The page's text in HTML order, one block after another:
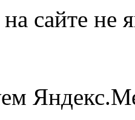
сайте не